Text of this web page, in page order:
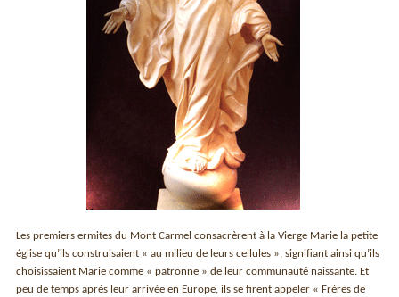
Les premiers ermites du Mont Carmel consacrèrent à la Vierge Marie la petite
église qu’ils construisaient « au milieu de leurs cellules », signifiant ainsi qu’ils
choisissaient Marie comme « patronne » de leur communauté naissante. Et
peu de temps après leur arrivée en Europe, ils se firent appeler « Frères de